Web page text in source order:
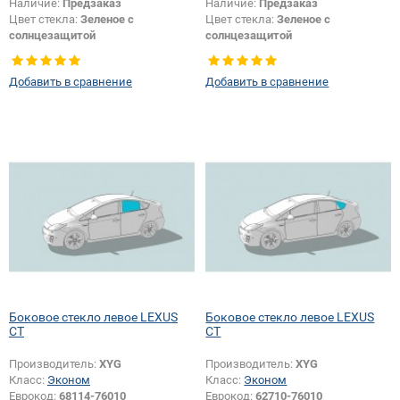
Наличие: Предзаказ
Цвет стекла: Зеленое с
солнцезащитой
Тип кузова: Хетчбек
Появление или изменение
шелкографии:Да
Добавить в сравнение
Наличие: Предзаказ
Цвет стекла:Зеленое с
солнцезащитой
Тип кузова:Хетчбек
Тип стекла:Боковое стекло левое
Добавить в сравнение
Боковое стекло левое LEXUS
CT
Производитель: XYG
Класс: Эконом
Еврокод: 68114-76010
Боковое стекло левое LEXUS
CT
Производитель:XYG
Класс: Эконом
Еврокод:62710-76010